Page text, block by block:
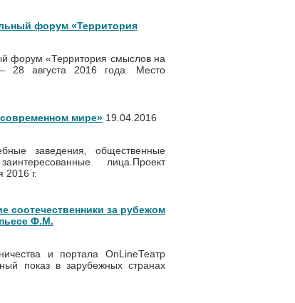
форум «Территория
форум «Территория смыслов на
28 августа 2016 года. Место
мире» 19.04.2016
заведения, общественные
лица.Проект
2016 г.
соотечественники за рубежом
Ф.М.
и портала OnLineТеатр
показ в зарубежных странах